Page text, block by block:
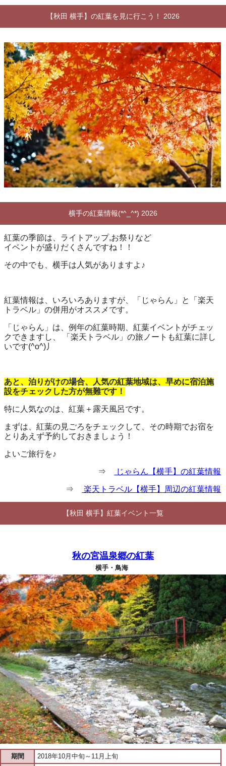
【秋田 横手】の紅葉を見に行こう！ 2026
横手の紅葉情報(*^_^*) 2026
紅葉の季節は、ライトアップ,お祭りなど
イベントが盛りだくさんですね！！
その中でも、横手は人気がありますよ♪
紅葉情報は、いろいろありますが、「じゃらん」と「楽天
トラベル」の併用がオススメです。
「じゃらん」は、例年の紅葉時期、紅葉イベントがチェッ
クできますし、 「楽天トラベル」の旅ノートも紅葉に詳し
いです(^o^)丿
あと、泊りがけの場合、人気の紅葉地域は、早めに宿泊施
設をチェックした方が無難です！
特に人気なのは、紅葉＋露天風呂です。
まずは、紅葉の見ごろをチェックして、その時期でお宿を
とりあえず予約しておきましょう！
よいご旅行を♪
⇒ じゃらん【横手】の紅葉情報
⇒ 楽天トラベル【横手】周辺の紅葉情報
【秋田 横手】紅葉イベント一覧
秋の宮温泉郷の紅葉
横手・鳥海
期間 2018年10月中旬～11月上旬